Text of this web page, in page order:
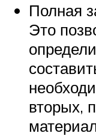
Полная
Это
вторых,